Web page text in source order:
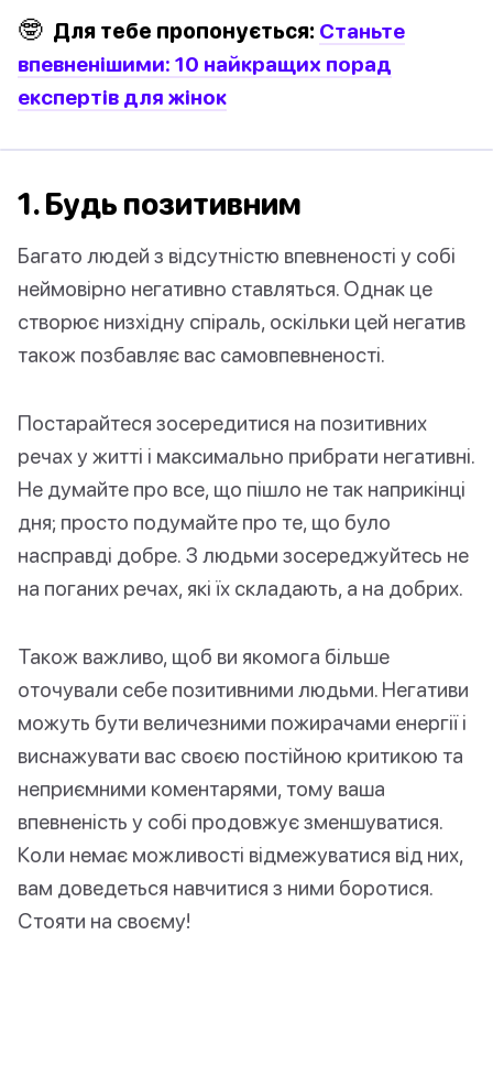
🤓 Для тебе пропонується: Станьте
впевненішими: 10 найкращих порад
експертів для жінок
1. Будь позитивним
Багато людей з відсутністю впевненості у собі
неймовірно негативно ставляться. Однак це
створює низхідну спіраль, оскільки цей негатив
також позбавляє вас самовпевненості.
Постарайтеся зосередитися на позитивних
речах у житті і максимально прибрати негативні.
Не думайте про все, що пішло не так наприкінці
дня; просто подумайте про те, що було
насправді добре. З людьми зосереджуйтесь не
на поганих речах, які їх складають, а на добрих.
Також важливо, щоб ви якомога більше
оточували себе позитивними людьми. Негативи
можуть бути величезними пожирачами енергії і
виснажувати вас своєю постійною критикою та
неприємними коментарями, тому ваша
впевненість у собі продовжує зменшуватися.
Коли немає можливості відмежуватися від них,
вам доведеться навчитися з ними боротися.
Стояти на своєму!